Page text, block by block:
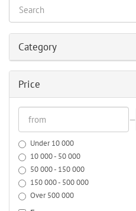
Category
Price
—
Under 10 000
10 000 - 50 000
50 000 - 150 000
150 000 - 500 000
Over 500 000